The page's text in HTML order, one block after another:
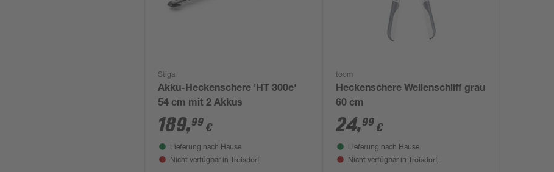
Stiga
Akku-Heckenschere 'HT 300e'
54 cm mit 2 Akkus
189,99 €
Lieferung nach Hause
Nicht verfügbar in Troisdorf
toom
Heckenschere Wellenschliff grau
60 cm
24,99 €
Lieferung nach Hause
Nicht verfügbar in Troisdorf